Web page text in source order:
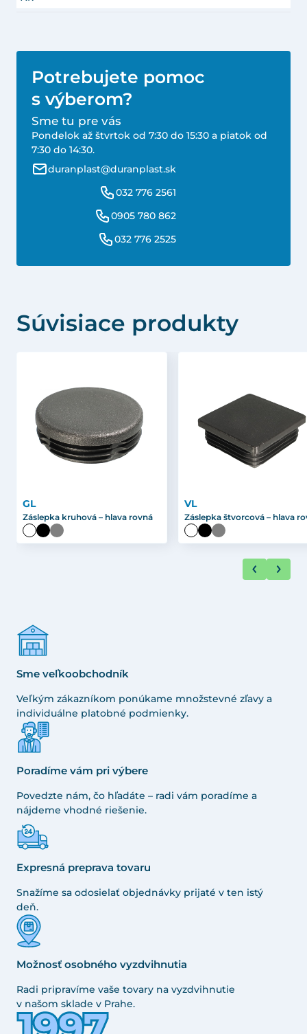
Potrebujete pomoc
s výberom?
Sme tu pre vás
Pondelok až štvrtok od 7:30 do 15:30 a piatok od
7:30 do 14:30.
duranplast@duranplast.sk
032 776 2561
0905 780 862
032 776 2525
Súvisiace produkty
GL
Záslepka kruhová – hlava rovná
VL
Záslepka štvorcová – hlava
Sme veľkoobchodník
Veľkým zákazníkom ponúkame množstevné zľavy a
individuálne platobné podmienky.
Poradíme vám pri výbere
Povedzte nám, čo hľadáte – radi vám poradíme a
nájdeme vhodné riešenie.
Expresná preprava tovaru
Snažíme sa odosielať objednávky prijaté v ten istý
deň.
Možnosť osobného vyzdvihnutia
Radi pripravíme vaše tovary na vyzdvihnutie
v našom sklade v Prahe.